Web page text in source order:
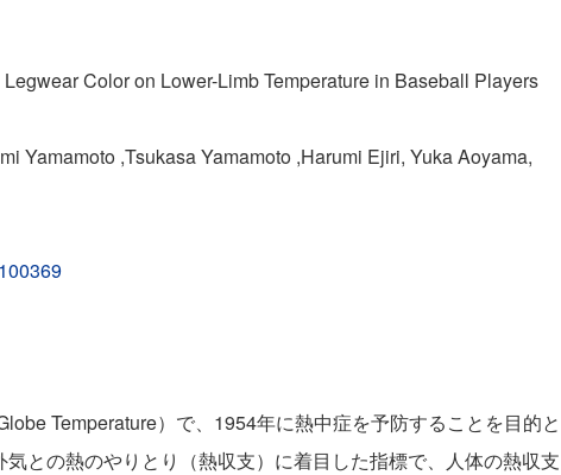
Color on Lower-Limb Temperature in Baseball Players
Yamamoto ,Tsukasa Yamamoto ,Harumi Ejiri, Yuka Aoyama,
Temperature）で、1954年に熱中症を予防することを目的と
との熱のやりとり（熱収支）に着目した指標で、人体の熱収支